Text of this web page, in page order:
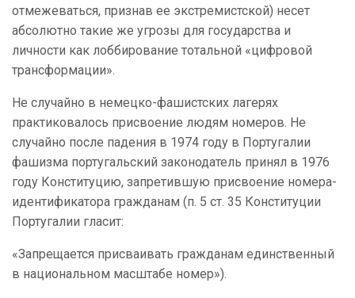
отмежеваться, признав ее экстремистской) несет
абсолютно такие же угрозы для государства и
личности как лоббирование тотальной «цифровой
трансформации».
Не случайно в немецко-фашистских лагерях
практиковалось присвоение людям номеров. Не
случайно после падения в 1974 году в Португалии
фашизма португальский законодатель принял в 1976
году Конституцию, запретившую присвоение номера-
идентификатора гражданам (п. 5 ст. 35 Конституции
Португалии гласит:
«Запрещается присваивать гражданам единственный
в национальном масштабе номер»).